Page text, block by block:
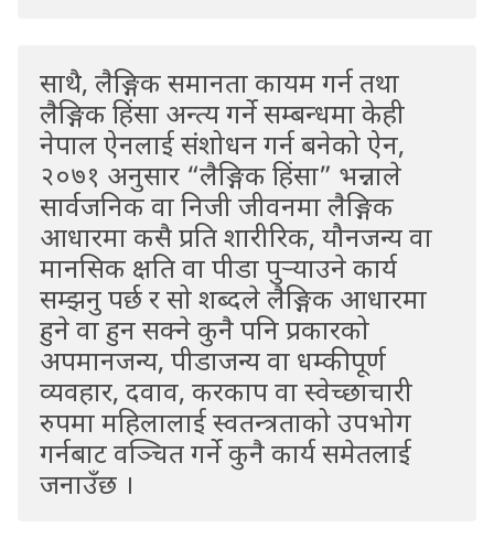
साथै, लैङ्गिक समानता कायम गर्न तथा
लैङ्गिक हिंसा अन्त्य गर्ने सम्बन्धमा केही
नेपाल ऐनलाई संशोधन गर्न बनेको ऐन,
२०७१ अनुसार “लैङ्गिक हिंसा” भन्नाले
सार्वजनिक वा निजी जीवनमा लैङ्गिक
आधारमा कसै प्रति शारीरिक, यौनजन्य वा
मानसिक क्षति वा पीडा पुर्‍याउने कार्य
सम्झनु पर्छ र सो शब्दले लैङ्गिक आधारमा
हुने वा हुन सक्ने कुनै पनि प्रकारको
अपमानजन्य, पीडाजन्य वा धम्कीपूर्ण
व्यवहार, दवाव, करकाप वा स्वेच्छाचारी
रुपमा महिलालाई स्वतन्त्रताको उपभोग
गर्नबाट वञ्चित गर्ने कुनै कार्य समेतलाई
जनाउँछ ।